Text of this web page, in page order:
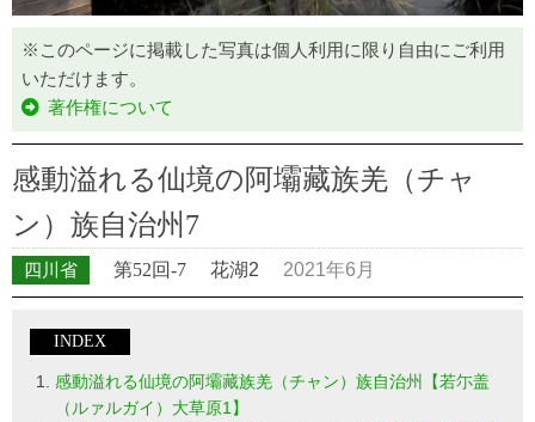
※このページに掲載した写真は個人利用に限り自由にご利用
いただけます。
著作権について
感動溢れる仙境の阿壩藏族羌（チャ
ン）族自治州7
四川省 第52回-7 花湖2 2021年6月
INDEX
感動溢れる仙境の阿壩藏族羌（チャン）族自治州【若尓盖
（ルァルガイ）大草原1】